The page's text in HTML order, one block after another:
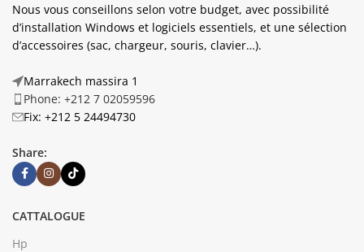
Nous vous conseillons selon votre budget, avec possibilité
d’installation Windows et logiciels essentiels, et une sélection
d’accessoires (sac, chargeur, souris, clavier…).
Marrakech massira 1
Phone: +212 7 02059596
Fix: +212 5 24494730
Share:
CATTALOGUE
Hp